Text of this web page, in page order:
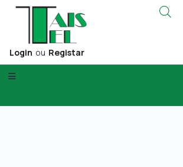
Login ou Registar